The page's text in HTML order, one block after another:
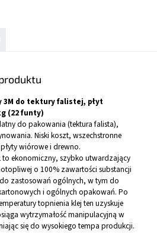
3M do tektury falistej, płyt
(22 funty)
do pakowania (tektura falista),
Niski koszt, wszechstronne
wiórowe i drewno.
to ekonomiczny, szybko utwardzający
o 100% zawartości substancji
zastosowań ogólnych, w tym do
i ogólnych opakowań. Po
topnienia klej ten uzyskuje
wytrzymałość manipulacyjną w
się do wysokiego tempa produkcji.